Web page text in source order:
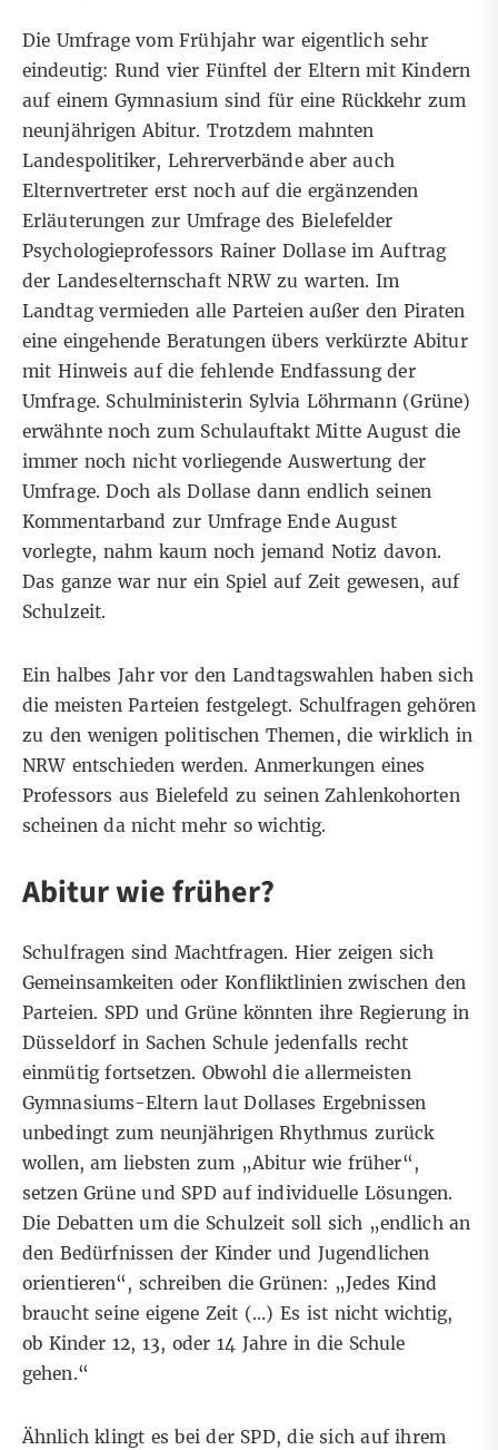
Die Umfragevom Frühjahr war eigentlich sehr
eindeutig: Rund vier Fünftel der Eltern mit Kindern
auf einem Gymnasium sind für eine Rückkehr zum
neunjährigen Abitur. Trotzdem mahnten
Landespolitiker, Lehrerverbände aber auch
Elternvertreter erst noch auf die ergänzenden
Erläuterungen zur Umfrage des Bielefelder
Psychologieprofessors Rainer Dollase im Auftrag
der Landeselternschaft NRW zu warten. Im
Landtag vermieden alle Parteien außer den Piraten
eine eingehende Beratungen übers verkürzte Abitur
mit Hinweis auf die fehlende Endfassung der
Umfrage. Schulministerin Sylvia Löhrmann (Grüne)
erwähnte noch zum Schulauftakt Mitte August die
immer noch nicht vorliegende Auswertung der
Umfrage. Doch als Dollase dann endlich seinen
Kommentarband zur Umfrage Ende August
vorlegte, nahm kaum noch jemand Notiz davon.
Das ganze war nur ein Spiel auf Zeit gewesen, auf
Schulzeit.
Ein halbes Jahr vor den Landtagswahlen haben sich
die meisten Parteien festgelegt. Schulfragen gehören
zu den wenigen politischen Themen, die wirklich in
NRW entschieden werden. Anmerkungen eines
Professors aus Bielefeld zu seinen Zahlenkohorten
scheinen da nicht mehr so wichtig.
Abitur wie früher?
Schulfragen sind Machtfragen. Hier zeigen sich
Gemeinsamkeiten oder Konfliktlinien zwischen den
Parteien. SPD und Grüne könnten ihre Regierung in
Düsseldorf in Sachen Schule jedenfalls recht
einmütig fortsetzen. Obwohl die allermeisten
Gymnasiums-Eltern laut Dollases Ergebnissen
unbedingt zum neunjährigen Rhythmus zurück
wollen, am liebsten zum „Abitur wie früher“,
setzen Grüne und SPD auf individuelle Lösungen.
Die Debatten um die Schulzeit soll sich „endlich an
den Bedürfnissen der Kinder und Jugendlichen
orientieren“, schreibendie Grünen: „Jedes Kind
braucht seine eigene Zeit (…) Es ist nicht wichtig,
ob Kinder 12, 13, oder 14 Jahre in die Schule
gehen.“
Ähnlich klingt esbei der SPD, die sich auf ihrem